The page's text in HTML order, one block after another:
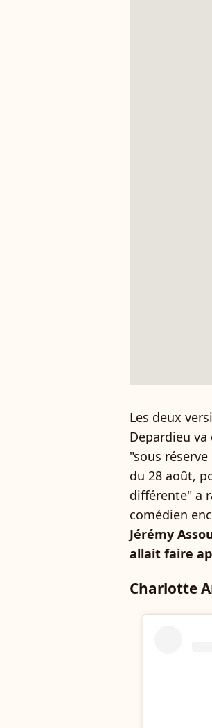
Les deux
Depardieu
"sous
du 28 août,
différente" a
comédien
Jérémy
allait faire
Charlotte